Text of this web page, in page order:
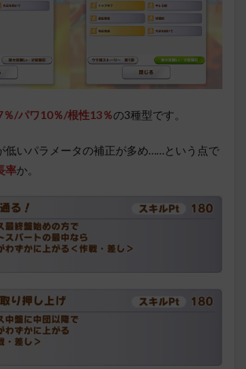
％/パワ10％/根性13％の3種型です。
低いパラメータの補正が多め……という点で
率か。